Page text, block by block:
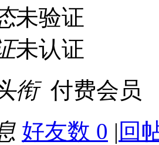
未验证
未认证
衔 付费会员
好友数 0 | 回